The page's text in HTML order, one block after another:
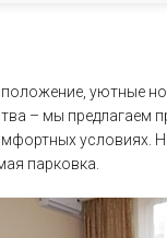
уютные
– мы предлагаем
условиях.
парковка.